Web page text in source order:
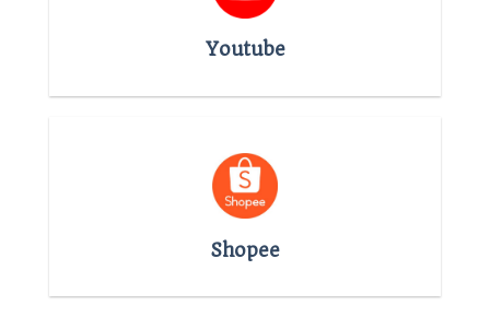
Youtube
Shopee